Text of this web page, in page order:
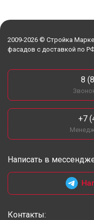
2009-2026 © Стройка
фасадов с доставкой по
8
+7
Написать в
Контакты: